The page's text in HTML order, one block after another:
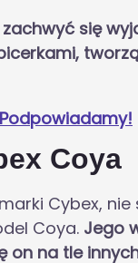
się
Coya
Cybex,
Coya. Jego
na tle